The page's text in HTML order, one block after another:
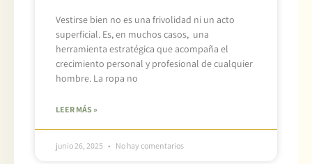
Vestirse bien no es una frivolidad ni un acto
superficial. Es, en muchos casos, una
herramienta estratégica que acompaña el
crecimiento personal y profesional de cualquier
hombre. La ropa no
LEER MÁS »
junio 26, 2025 No hay comentarios